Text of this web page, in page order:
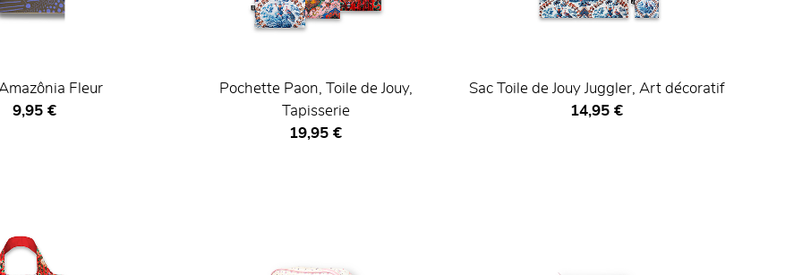
Fleur
Prix ​​actuel
9,95 €
Pochette Paon, Toile de Jouy,
Tapisserie
Prix ​​actuel
19,95 €
Sac Toile de Jouy Juggler, Art décoratif
Prix ​​actuel
14,95 €